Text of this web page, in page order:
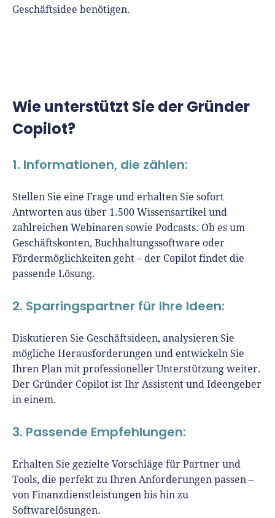
Geschäftsidee benötigen.
Wie unterstützt Sie der Gründer
Copilot?
1. Informationen, die zählen:
Stellen Sie eine Frage und erhalten Sie sofort
Antworten aus über 1.500 Wissensartikel und
zahlreichen Webinaren sowie Podcasts. Ob es um
Geschäftskonten, Buchhaltungssoftware oder
Fördermöglichkeiten geht – der Copilot findet die
passende Lösung.
2. Sparringspartner für Ihre Ideen:
Diskutieren Sie Geschäftsideen, analysieren Sie
mögliche Herausforderungen und entwickeln Sie
Ihren Plan mit professioneller Unterstützung weiter.
Der Gründer Copilot ist Ihr Assistent und Ideengeber
in einem.
3. Passende Empfehlungen:
Erhalten Sie gezielte Vorschläge für Partner und
Tools, die perfekt zu Ihren Anforderungen passen –
von Finanzdienstleistungen bis hin zu
Softwarelösungen.